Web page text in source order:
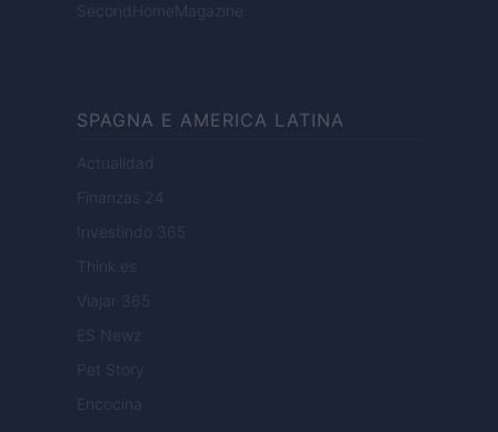
SecondHomeMagazine
SPAGNA E AMERICA LATINA
Actualidad
Finanzas 24
Investindo 365
Think.es
Viajar 365
ES Newz
Pet Story
Encocina